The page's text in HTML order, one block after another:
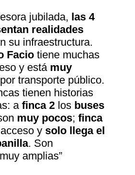
jubilada, las 4
realidades
su infraestructura.
Facio tiene muchas
y está muy
transporte público.
tienen historias
afinca 2 los buses
muy pocos;finca
y solo llega el
. Son
amplias”